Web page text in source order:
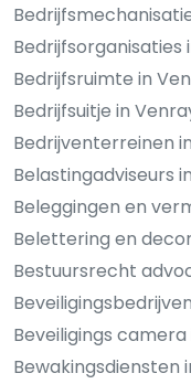
Bedrijfsorganisaties
Bedrijfsruimte in
Bedrijfsuitje in
Bedrijventerreinen
Belastingadviseurs
Beleggingen en
Belettering en
Bestuursrecht
Beveiligings
Bewakingsdiensten